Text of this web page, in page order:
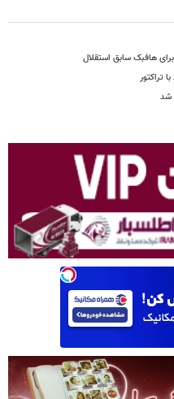
برای هافبک سابق استقلال
تراکتور
شد